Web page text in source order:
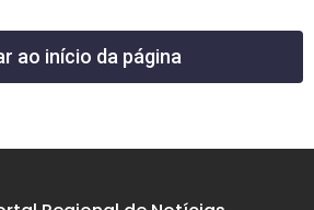
ao início da página